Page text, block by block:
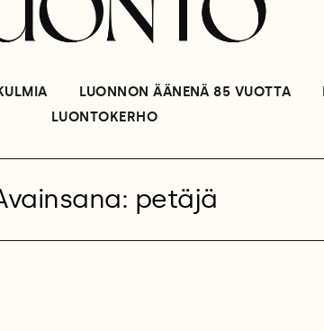
LUONNON ÄÄNENÄ 85 VUOTTA
LUONTOKERHO
petäjä